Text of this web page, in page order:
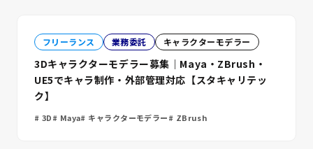
フリーランス 業務委託 キャラクターモデラー
3Dキャラクターモデラー募集｜Maya・ZBrush・
UE5でキャラ制作・外部管理対応【スタキャリテッ
ク】
3D Maya キャラクターモデラー ZBrush